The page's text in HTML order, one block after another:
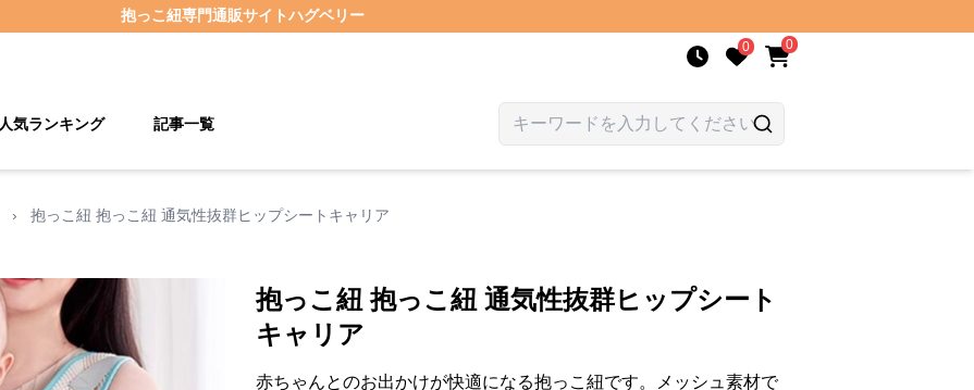
抱っこ紐専門通販サイトハグベリー
0 0
人気ランキング 記事一覧
› 抱っこ紐 抱っこ紐 通気性抜群ヒップシートキャリア
抱っこ紐 抱っこ紐 通気性抜群ヒップシート
キャリア
赤ちゃんとのお出かけが快適になる抱っこ紐です。メッシュ素材で